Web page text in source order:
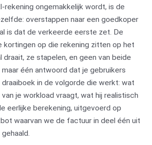
rekening ongemakkelijk wordt, is de
overstappen naar een goedkoper
is dat de verkeerde eerste zet. De
op die rekening zitten op het
draait, ze stapelen, en geen van beide
één antwoord dat je gebruikers
draaiboek in de volgorde die werkt: wat
je workload vraagt, wat hij realistisch
eerlijke berekening, uitgevoerd op
waarvan we de factuur in deel één uit